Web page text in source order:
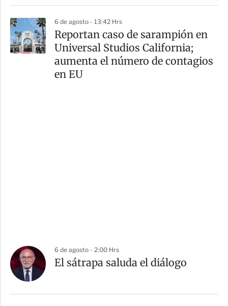
6 de agosto - 13:42 Hrs
Reportan caso de sarampión en
Universal Studios California;
aumenta el número de contagios
en EU
6 de agosto - 2:00 Hrs
El sátrapa saluda el diálogo